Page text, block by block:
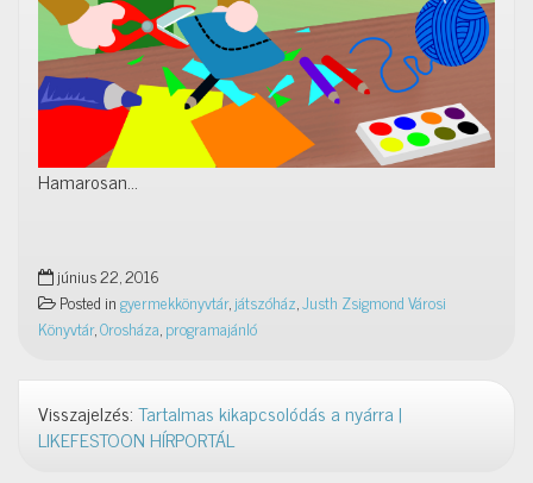
Hamarosan…
június 22, 2016
Posted ingyermekkönyvtár,játszóház,Justh Zsigmond Városi
Könyvtár,Orosháza,programajánló
Visszajelzés:Tartalmas kikapcsolódás a nyárra |
LIKEFESTOON HÍRPORTÁL